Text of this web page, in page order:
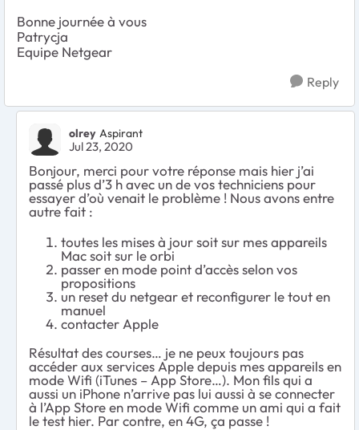
Bonne journée à vous
Patrycja
Equipe Netgear
Reply
olrey Aspirant
Jul 23, 2020
Bonjour, merci pour votre réponse mais hier j’ai
passé plus d’3 h avec un de vos techniciens pour
essayer d’où venait le problème ! Nous avons entre
autre fait :
toutes les mises à jour soit sur mes appareils
Mac soit sur le orbi
passer en mode point d’accès selon vos
propositions
un reset du netgear et reconfigurer le tout en
manuel
contacter Apple
Résultat des courses… je ne peux toujours pas
accéder aux services Apple depuis mes appareils en
mode Wifi (iTunes – App Store…). Mon fils qui a
aussi un iPhone n’arrive pas lui aussi à se connecter
à l’App Store en mode Wifi comme un ami qui a fait
le test hier. Par contre, en 4G, ça passe !